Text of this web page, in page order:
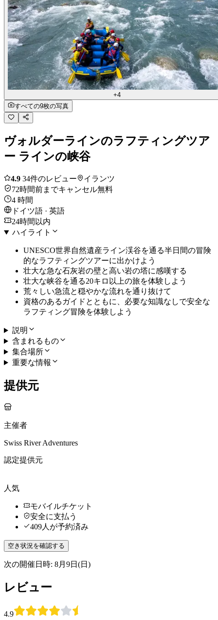
+4
すべての9枚の写真
ヴォルダーラインのラフティングツア
ー ラインの峡谷
4.9 34件のレビュー
イランツ
72時間前までキャンセル無料
4 時間
ドイツ語 · 英語
24時間以内
ハイライト
UNESCO世界自然遺産ライン渓谷を通る半日間の冒険
的なラフティングツアーに出かけよう
壮大な急な石灰岩の壁と高い岩の塔に感嘆する
壮大な峡谷を通る20キロ以上の旅を体験しよう
荒々しい急流と穏やかな流れを通り抜けて
資格のあるガイドとともに、必要な知識なしで安全な
ラフティング冒険を体験しよう
説明
含まれるもの
集合場所
重要な情報
提供元
主催者
Swiss River Adventures
認定提供元
人気
モバイルチケット
安全に支払う
409人が予約済み
空き状況を確認する
次の開催日時: 8月9日(日)
レビュー
4.9